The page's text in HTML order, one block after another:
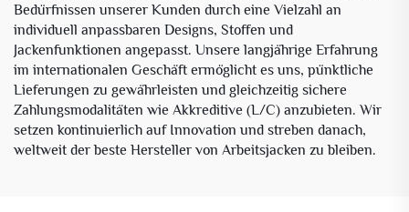
Bedürfnissen unserer Kunden durch eine Vielzahl an
individuell anpassbaren Designs, Stoffen und
Jackenfunktionen angepasst. Unsere langjährige Erfahrung
im internationalen Geschäft ermöglicht es uns, pünktliche
Lieferungen zu gewährleisten und gleichzeitig sichere
Zahlungsmodalitäten wie Akkreditive (L/C) anzubieten. Wir
setzen kontinuierlich auf Innovation und streben danach,
weltweit der beste Hersteller von Arbeitsjacken zu bleiben.